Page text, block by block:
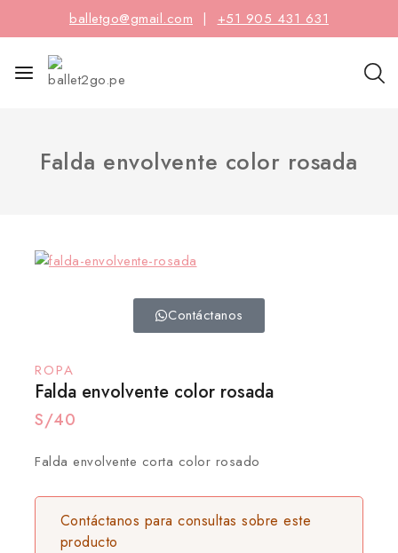
balletgo@gmail.com | +51 905 431 631
Falda envolvente color rosada
Contáctanos
ROPA
Falda envolvente color rosada
S/40
Falda envolvente corta color rosado
Contáctanos para consultas sobre este
producto